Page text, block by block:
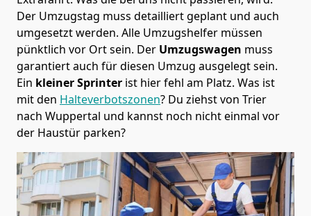
Der Umzugstag muss detailliert geplant und auch
umgesetzt werden. Alle Umzugshelfer müssen
pünktlich vor Ort sein. Der Umzugswagen muss
garantiert auch für diesen Umzug ausgelegt sein.
Ein kleiner Sprinter ist hier fehl am Platz. Was ist
mit den Halteverbotszonen? Du ziehst von Trier
nach Wuppertal und kannst noch nicht einmal vor
der Haustür parken?